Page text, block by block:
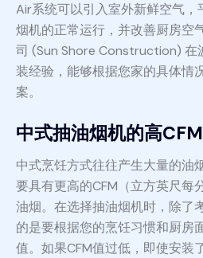
Air系统可以引入室外新鲜空气，
烟机的正常运行，并改善厨房空
司 (Sun Shore Construction) 在
装经验，能够根据您家的具体情
案。
中式抽油烟机的高
中式烹饪方式往往产生大量的油
要具有更高的CFM（立方英尺每
油烟。在选择抽油烟机时，除了
的是要根据您的烹饪习惯和厨房
值。如果CFM值过低，即使安装